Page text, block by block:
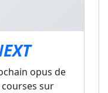
opus de
courses sur